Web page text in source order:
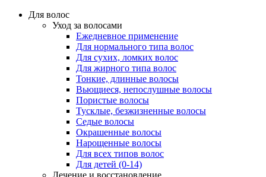
Для волос
Уход за волосами
Ежедневное применение
Для нормального типа волос
Для сухих, ломких волос
Для жирного типа волос
Тонкие, длинные волосы
Вьющиеся, непослушные волосы
Пористые волосы
Тусклые, безжизненные волосы
Седые волосы
Окрашенные волосы
Нарощенные волосы
Для всех типов волос
Для детей (0-14)
Лечение и восстановление